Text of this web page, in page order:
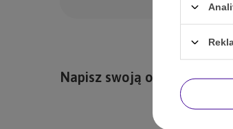
Napisz swoją opinię